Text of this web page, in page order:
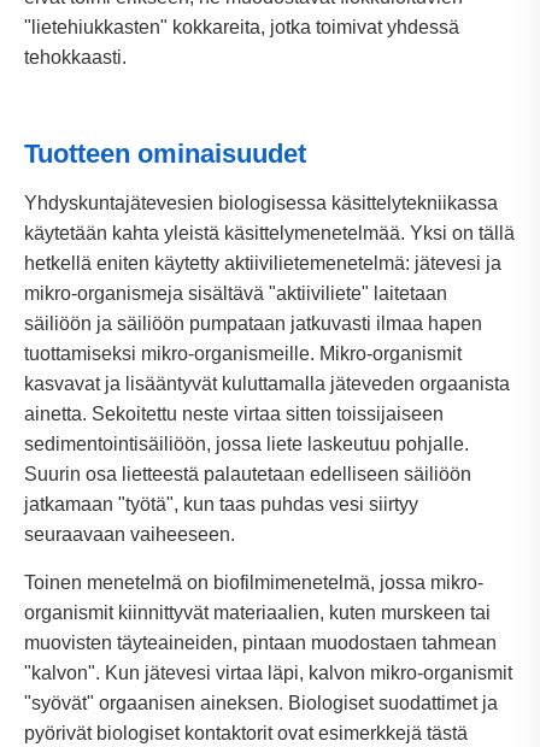
"lietehiukkasten" kokkareita, jotka toimivat yhdessä
tehokkaasti.
Tuotteen ominaisuudet
Yhdyskuntajätevesien biologisessa käsittelytekniikassa
käytetään kahta yleistä käsittelymenetelmää. Yksi on tällä
hetkellä eniten käytetty aktiivilietemenetelmä: jätevesi ja
mikro-organismeja sisältävä "aktiiviliete" laitetaan
säiliöön ja säiliöön pumpataan jatkuvasti ilmaa hapen
tuottamiseksi mikro-organismeille. Mikro-organismit
kasvavat ja lisääntyvät kuluttamalla jäteveden orgaanista
ainetta. Sekoitettu neste virtaa sitten toissijaiseen
sedimentointisäiliöön, jossa liete laskeutuu pohjalle.
Suurin osa lietteestä palautetaan edelliseen säiliöön
jatkamaan "työtä", kun taas puhdas vesi siirtyy
seuraavaan vaiheeseen.
Toinen menetelmä on biofilmimenetelmä, jossa mikro-
organismit kiinnittyvät materiaalien, kuten murskeen tai
muovisten täyteaineiden, pintaan muodostaen tahmean
"kalvon". Kun jätevesi virtaa läpi, kalvon mikro-organismit
"syövät" orgaanisen aineksen. Biologiset suodattimet ja
pyörivät biologiset kontaktorit ovat esimerkkejä tästä